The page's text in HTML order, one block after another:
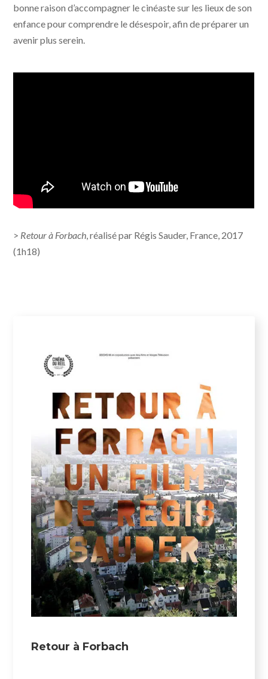
bonne raison d’accompagner le cinéaste sur les lieux de son
enfance pour comprendre le désespoir, afin de préparer un
avenir plus serein.
> Retour à Forbach , réalisé par Régis Sauder, France, 2017
(1h18)
Retour à Forbach